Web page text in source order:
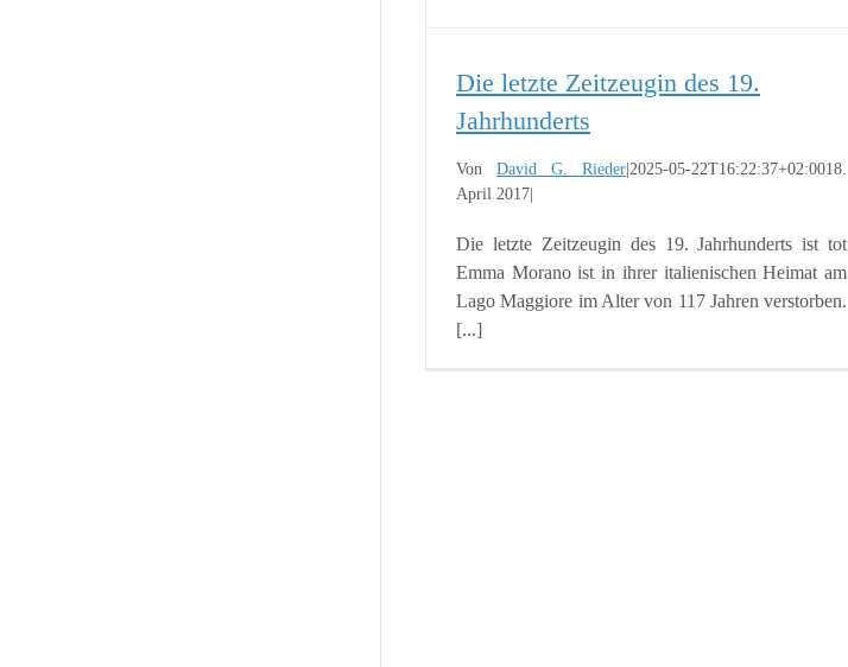
Die letzte Zeitzeugin des 19.
Jahrhunderts
VonDavid G. Rieder |2025-05-22T16:22:37+02:0018.
April 2017
Die letzte Zeitzeugin des 19. Jahrhunderts ist tot
Emma Morano ist in ihrer italienischen Heimat am
Lago Maggiore im Alter von 117 Jahren verstorben.
[...]